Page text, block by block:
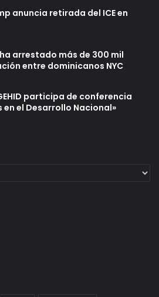
anuncia retirada del ICE en
arrestado más de 300 mil
entre dominicanos NYC
participa de conferencia
en el Desarrollo Nacional»